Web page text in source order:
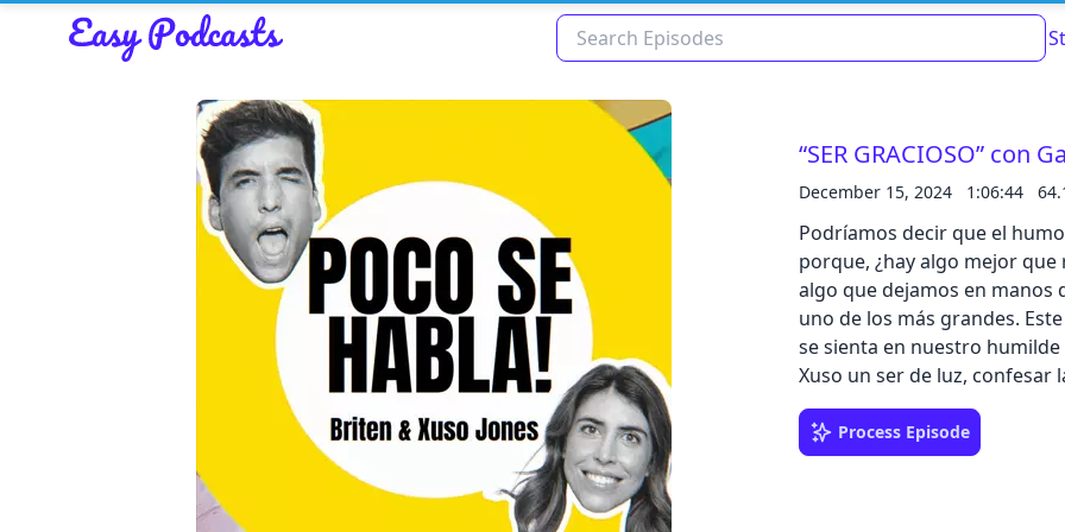
Read about our content policies
“SER GRACIOSO” con
December 15, 2024 1:06:44
Podríamos decir que el
porque, ¿hay algo mejor que
algo que dejamos en manos
uno de los más grandes.
se sienta en nuestro
Xuso un ser de luz, confesar
beberlo y contarnos cómo
si ella no quiere volver,
RESPUESTA QUE YO LA
Club IKEA Family, recibirás
que podrás canjear por
Process Episode